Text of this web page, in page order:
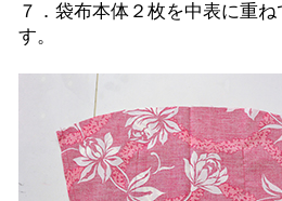
７．袋布本体２枚を中表に重
す。